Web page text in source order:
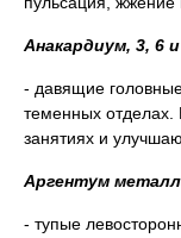
Анакардиум, 3, 6
- давящие
теменных отделах.
занятиях и
Аргентум
- тупые